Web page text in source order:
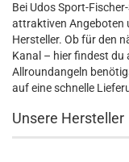
Bei Udos Sport-
attraktiven Angeboten
Hersteller. Ob für den
Kanal – hier findest du
Allroundangeln
auf eine schnelle
Unsere Hersteller